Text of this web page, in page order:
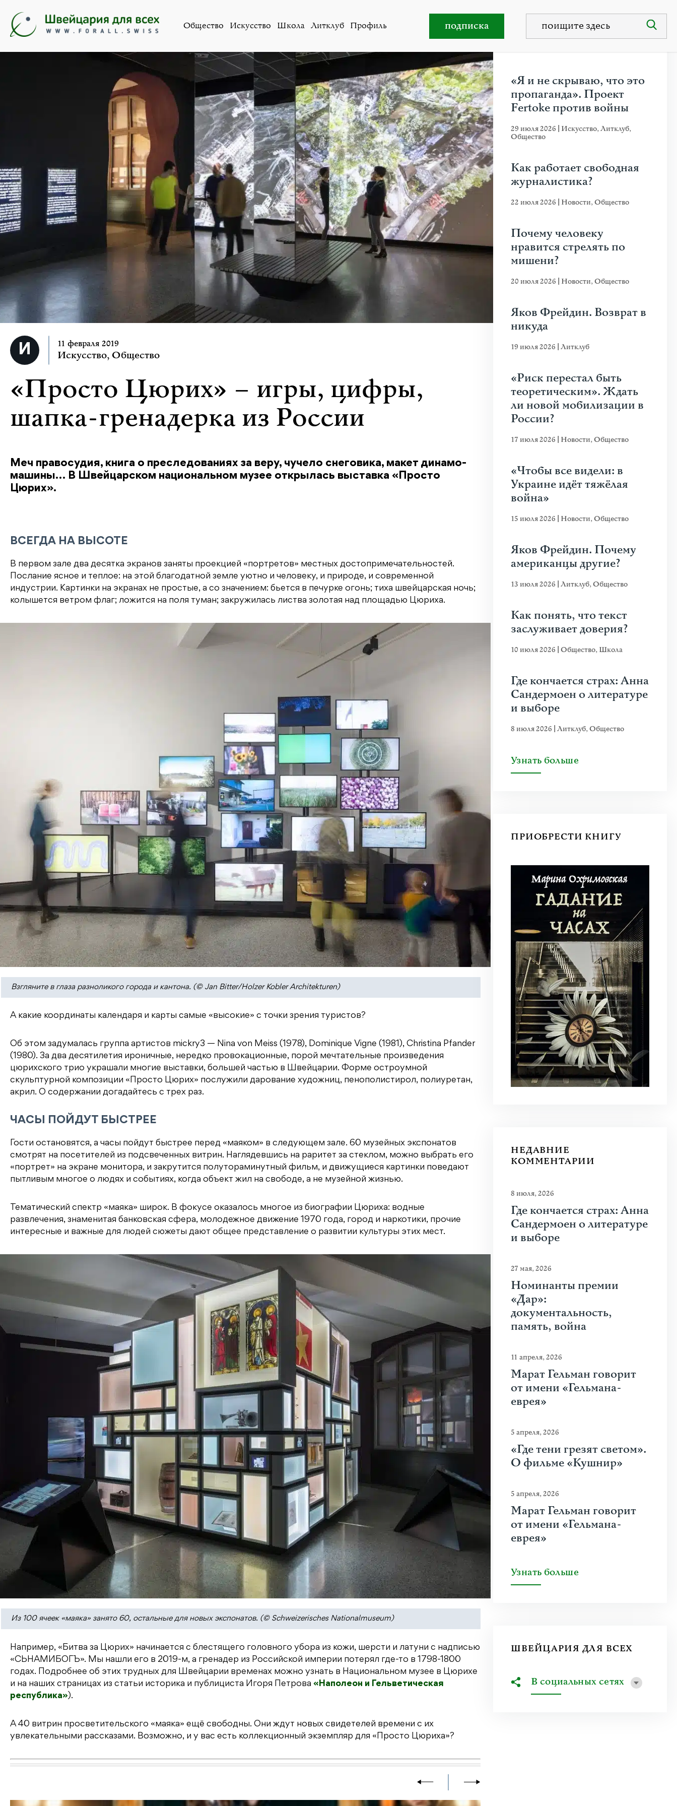
Общество Искусство Школа Литклуб Профиль подписка
«Просто Цюрих» – игры, цифры, шапка-гренадерка из России
11 февраля 2019
Искусство, Общество
«Просто Цюрих» – игры, цифры,
шапка-гренадерка из России
Меч правосудия, книга о преследованиях за веру, чучело снеговика, макет динамо-
машины… В Швейцарском национальном музее открылась выставка «Просто
Цюрих».
ВСЕГДА НА ВЫСОТЕ
В первом зале два десятка экранов заняты проекцией «портретов» местных достопримечательностей.
Послание ясное и теплое: на этой благодатной земле уютно и человеку, и природе, и современной
индустрии. Картинки на экранах не простые, а со значением: бьется в печурке огонь; тиха швейцарская ночь;
колышется ветром флаг; ложится на поля туман; закружилась листва золотая над площадью Цюриха.
Взгляните в глаза разноликого города и кантона. (© Jan Bitter/Holzer Kobler Architekturen)
А какие координаты календаря и карты самые «высокие» с точки зрения туристов?
Об этом задумалась группа артистов mickry3 — Nina von Meiss (1978), Dominique Vigne (1981), Christina Pfander
(1980). За два десятилетия ироничные, нередко провокационные, порой мечтательные произведения
цюрихского трио украшали многие выставки, большей частью в Швейцарии. Форме остроумной
скульптурной композиции «Просто Цюрих» послужили дарование художниц, пенополистирол, полиуретан,
акрил. О содержании догадайтесь с трех раз.
ЧАСЫ ПОЙДУТ БЫСТРЕЕ
Гости остановятся, а часы пойдут быстрее перед «маяком» в следующем зале. 60 музейных экспонатов
смотрят на посетителей из подсвеченных витрин. Наглядевшись на раритет за стеклом, можно выбрать его
«портрет» на экране монитора, и закрутится полутораминутный фильм, и движущиеся картинки поведают
пытливым многое о людях и событиях, когда объект жил на свободе, а не музейной жизнью.
Тематический спектр «маяка» широк. В фокусе оказалось многое из биографии Цюриха: водные
развлечения, знаменитая банковская сфера, молодежное движение 1970 года, город и наркотики, прочие
интересные и важные для людей сюжеты дают общее представление о развитии культуры этих мест.
Из 100 ячеек «маяка» занято 60, остальные для новых экспонатов. (© Schweizerisches Nationalmuseum)
Например, «Битва за Цюрих» начинается с блестящего головного убора из кожи, шерсти и латуни с надписью
«СЬНАМИБОГЪ». Мы нашли его в 2019-м, а гренадер из Российской империи потерял где-то в 1798-1800
годах. Подробнее об этих трудных для Швейцарии временах можно узнать в Национальном музее в Цюрихе
и на наших страницах из статьи историка и публициста Игоря Петрова «Наполеон и Гельветическая
республика»).
А 40 витрин просветительского «маяка» ещё свободны. Они ждут новых свидетелей времени с их
увлекательными рассказами. Возможно, и у вас есть коллекционный экземпляр для «Просто Цюриха»?
«Я и не скрываю, что это
пропаганда». Проект
Fertoke против войны
29 июля 2026 Искусство,Литклуб,
Общество
Как работает свободная
журналистика?
22 июля 2026 Новости,Общество
Почему человеку
нравится стрелять по
мишени?
20 июля 2026 Новости,Общество
Яков Фрейдин. Возврат в
никуда
19 июля 2026 Литклуб
«Риск перестал быть
теоретическим». Ждать
ли новой мобилизации в
России?
17 июля 2026 Новости,Общество
«Чтобы все видели: в
Украине идёт тяжёлая
война»
15 июля 2026 Новости,Общество
Яков Фрейдин. Почему
американцы другие?
13 июля 2026 Литклуб,Общество
Как понять, что текст
заслуживает доверия?
10 июля 2026 Общество, Школа
Где кончается страх: Анна
Сандермоен о литературе
и выборе
8 июля 2026 Литклуб,Общество
Узнать больше
ПРИОБРЕСТИ КНИГУ
НЕДАВНИЕ
КОММЕНТАРИИ
8 июля, 2026
Где кончается страх: Анна
Сандермоен о литературе
и выборе
27 мая, 2026
Номинанты премии
«Дар»:
документальность,
память, война
11 апреля, 2026
Марат Гельман говорит
от имени «Гельмана-
еврея»
5 апреля, 2026
«Где тени грезят светом».
О фильме «Кушнир»
5 апреля, 2026
Марат Гельман говорит
от имени «Гельмана-
еврея»
Узнать больше
ШВЕЙЦАРИЯ ДЛЯ ВСЕХ
В социальных сетях